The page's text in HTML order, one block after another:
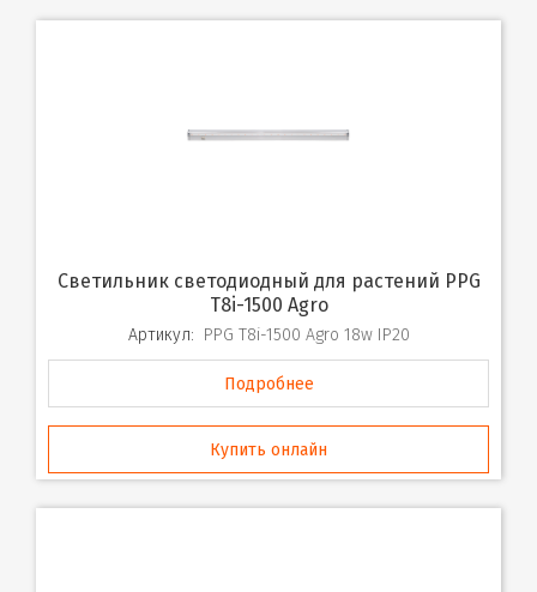
Светильник светодиодный для растений PPG
T8i-1500 Agro
Артикул: PPG T8i-1500 Agro 18w IP20
Подробнее
Купить онлайн